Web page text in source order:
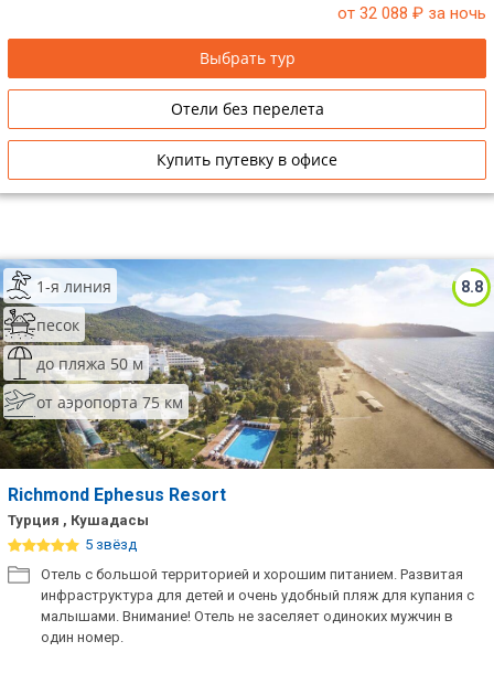
от 32 088 ₽ за ночь
Выбрать тур
Отели без перелета
Купить путевку в офисе
8.8
1-я линия
песок
до пляжа 50 м
от аэропорта 75 км
Richmond Ephesus Resort
Турция , Кушадасы
5 звёзд
Отель с большой территорией и хорошим питанием. Развитая
инфраструктура для детей и очень удобный пляж для купания с
малышами. Внимание! Отель не заселяет одиноких мужчин в
один номер.